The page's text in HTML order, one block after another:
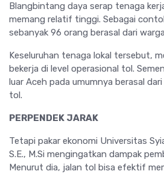
Blangbintang daya serap tenaga
memang relatif tinggi. Sebagai
sebanyak 96 orang berasal dari
Keseluruhan tenaga lokal tersebut,
bekerja di level operasional tol.
luar Aceh pada umumnya berasal
tol.
PERPENDEK JARAK
Tetapi pakar ekonomi Universitas
S.E., M.Si mengingatkan dampak
Menurut dia, jalan tol bisa efektif